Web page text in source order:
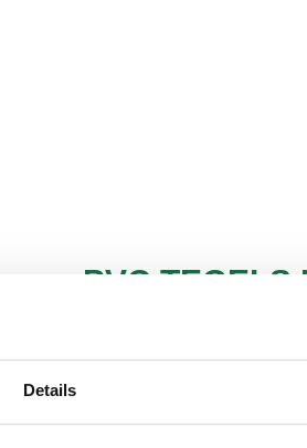
Details
PVC TEGELS